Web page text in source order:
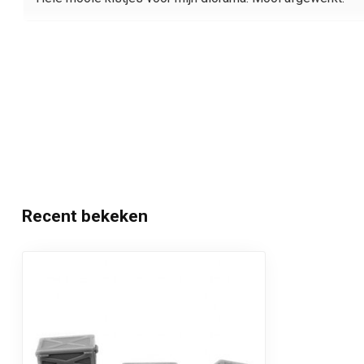
Recent bekeken